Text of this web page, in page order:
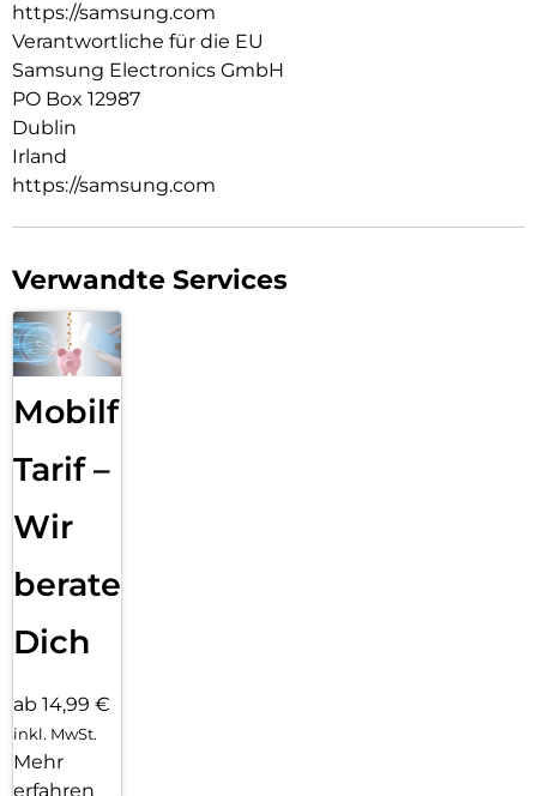
https://samsung.com
Verantwortliche für die EU
Samsung Electronics GmbH
PO Box 12987
Dublin
Irland
https://samsung.com
Verwandte Services
Mobilfunk
Tarif –
Wir
beraten
Dich
ab 14,99 €
inkl. MwSt.
Mehr
erfahren